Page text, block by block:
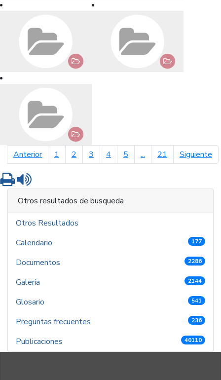
Anteriorpágina anterior
1 2 3 4 5 ... 21 Siguiente
Imprimir
Otros resultados de busqueda
Otros Resultados
Calendario
177
Documentos 2286
Galería 2144
Glosario 541
Preguntas frecuentes 236
Publicaciones 40110